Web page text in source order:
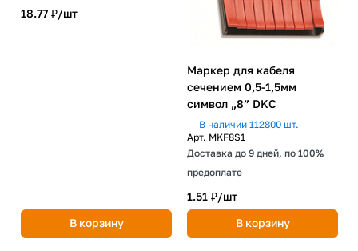
18.77 ₽/шт
В корзину
Маркер для кабеля
сечением 0,5-1,5мм
символ „8” DKC
В наличии 112800 шт.
Арт. MKF8S1
Доставка до 9 дней, по 100%
предоплате
1.51 ₽/шт
В корзину